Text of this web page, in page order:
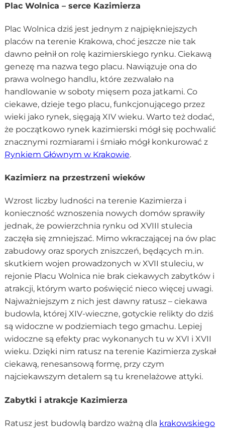
Plac Wolnica – serce Kazimierza
Plac Wolnica dziś jest jednym z najpiękniejszych
placów na terenie Krakowa, choć jeszcze nie tak
dawno pełnił on rolę kazimierskiego rynku. Ciekawą
genezę ma nazwa tego placu. Nawiązuje ona do
prawa wolnego handlu, które zezwalało na
handlowanie w soboty mięsem poza jatkami. Co
ciekawe, dzieje tego placu, funkcjonującego przez
wieki jako rynek, sięgają XIV wieku. Warto też dodać,
że początkowo rynek kazimierski mógł się pochwalić
znacznymi rozmiarami i śmiało mógł konkurować z
Rynkiem Głównym w Krakowie.
Kazimierz na przestrzeni wieków
Wzrost liczby ludności na terenie Kazimierza i
konieczność wznoszenia nowych domów sprawiły
jednak, że powierzchnia rynku od XVIII stulecia
zaczęła się zmniejszać. Mimo wkraczającej na ów plac
zabudowy oraz sporych zniszczeń, będących m.in.
skutkiem wojen prowadzonych w XVII stuleciu, w
rejonie Placu Wolnica nie brak ciekawych zabytków i
atrakcji, którym warto poświęcić nieco więcej uwagi.
Najważniejszym z nich jest dawny ratusz – ciekawa
budowla, której XIV-wieczne, gotyckie relikty do dziś
są widoczne w podziemiach tego gmachu. Lepiej
widoczne są efekty prac wykonanych tu w XVI i XVII
wieku. Dzięki nim ratusz na terenie Kazimierza zyskał
ciekawą, renesansową formę, przy czym
najciekawszym detalem są tu krenelażowe attyki.
Zabytki i atrakcje Kazimierza
Ratusz jest budowlą bardzo ważną dla krakowskiego